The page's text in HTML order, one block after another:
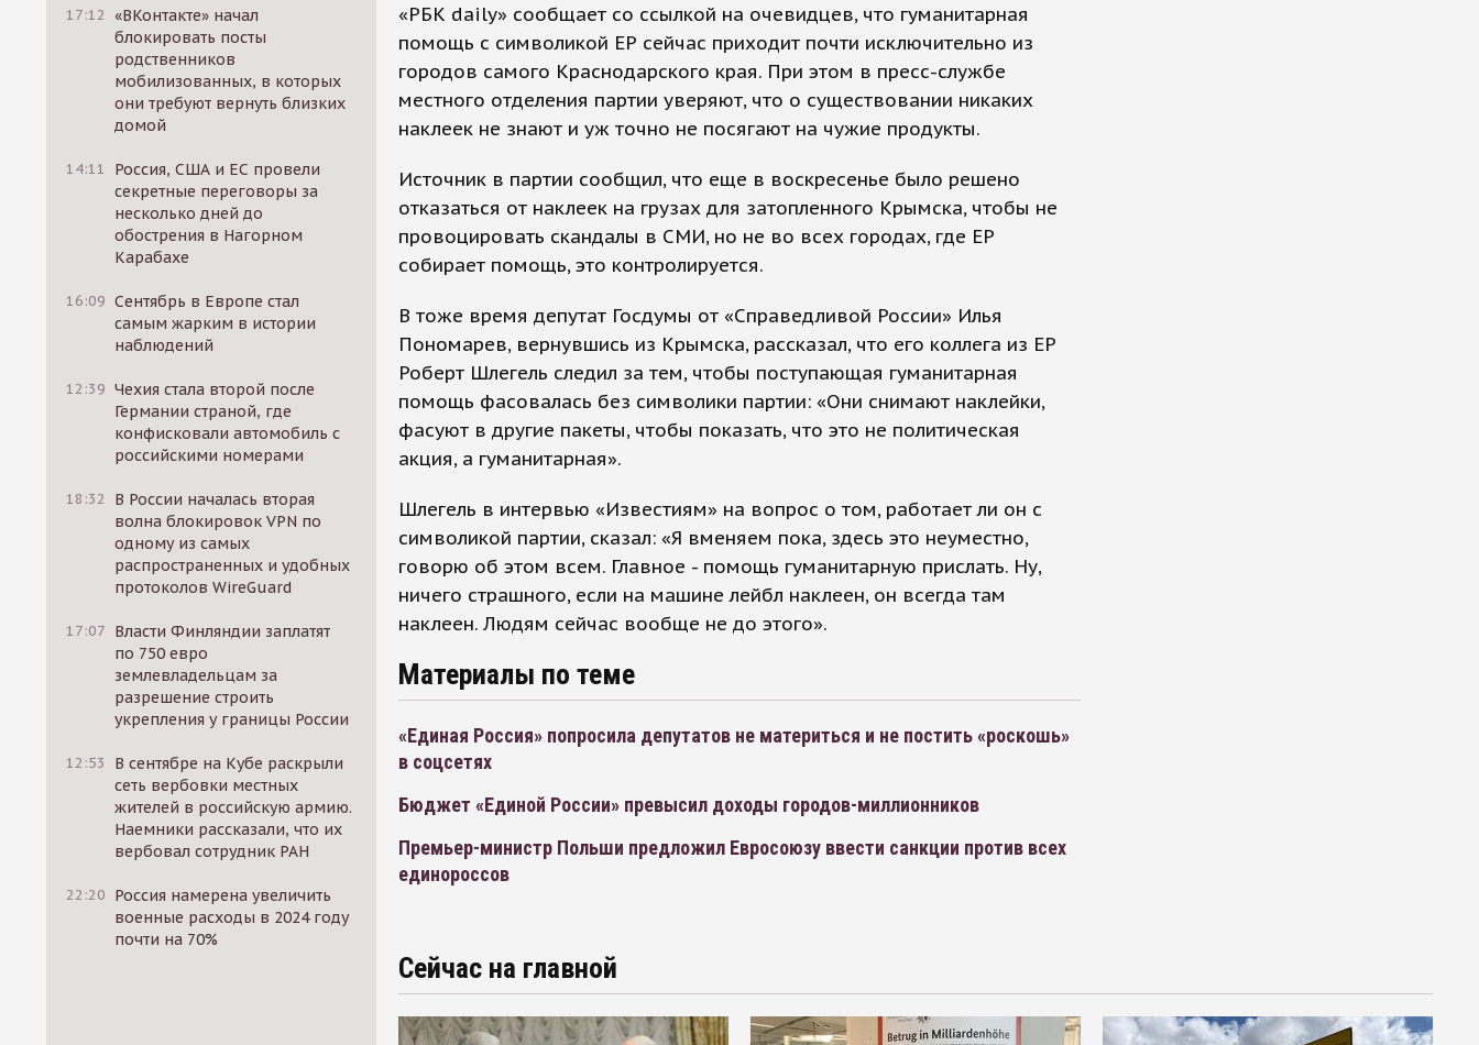
17:12 «ВКонтакте» начал
блокировать посты
родственников
мобилизованных, в которых
они требуют вернуть близких
домой
14:11
Россия, США и ЕС провели
секретные переговоры за
несколько дней до
обострения в Нагорном
Карабахе
16:09 Сентябрь в Европе стал
самым жарким в истории
наблюдений
12:39 Чехия стала второй после
Германии страной, где
конфисковали автомобиль с
российскими номерами
18:32
В России началась вторая
волна блокировок VPN по
одному из самых
распространенных и удобных
протоколов WireGuard
17:07 Власти Финляндии заплатят
по 750 евро
землевладельцам за
разрешение строить
укрепления у границы России
12:53
В сентябре на Кубе раскрыли
сеть вербовки местных
жителей в российскую армию.
Наемники рассказали, что их
вербовал сотрудник РАН
22:20 Россия намерена увеличить
военные расходы в 2024 году
почти на 70%
«РБК daily» сообщает со ссылкой на очевидцев, что гуманитарная
помощь с символикой ЕР сейчас приходит почти исключительно из
городов самого Краснодарского края. При этом в пресс-службе
местного отделения партии уверяют, что о существовании никаких
наклеек не знают и уж точно не посягают на чужие продукты.
Источник в партии сообщил, что еще в воскресенье было решено
отказаться от наклеек на грузах для затопленного Крымска, чтобы не
провоцировать скандалы в СМИ, но не во всех городах, где ЕР
собирает помощь, это контролируется.
В тоже время депутат Госдумы от «Справедливой России» Илья
Пономарев, вернувшись из Крымска, рассказал, что его коллега из ЕР
Роберт Шлегель следил за тем, чтобы поступающая гуманитарная
помощь фасовалась без символики партии: «Они снимают наклейки,
фасуют в другие пакеты, чтобы показать, что это не политическая
акция, а гуманитарная».
Шлегель в интервью «Известиям» на вопрос о том, работает ли он с
символикой партии, сказал: «Я вменяем пока, здесь это неуместно,
говорю об этом всем. Главное - помощь гуманитарную прислать. Ну,
ничего страшного, если на машине лейбл наклеен, он всегда там
наклеен. Людям сейчас вообще не до этого».
Материалы по теме
«Единая Россия» попросила депутатов не материться и не постить «роскошь»
в соцсетях
Бюджет «Единой России» превысил доходы городов-миллионников
Премьер-министр Польши предложил Евросоюзу ввести санкции против всех
единороссов
Сейчас на главной